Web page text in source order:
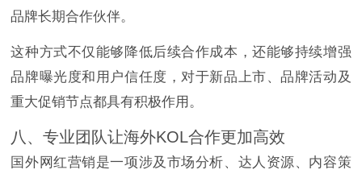
品牌长期合作伙伴。
这种方式不仅能够降低后续合作成本，还能够持续增强
品牌曝光度和用户信任度，对于新品上市、品牌活动及
重大促销节点都具有积极作用。
八、专业团队让海外KOL合作更加高效
国外网红营销是一项涉及市场分析、达人资源、内容策